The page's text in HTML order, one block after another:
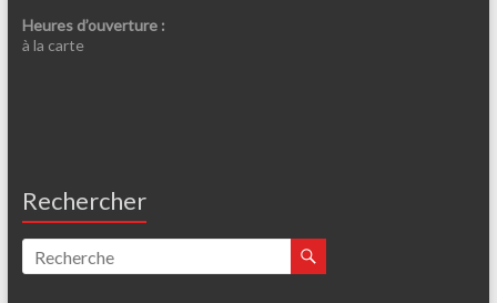
Heures d’ouverture :
à la carte
Rechercher